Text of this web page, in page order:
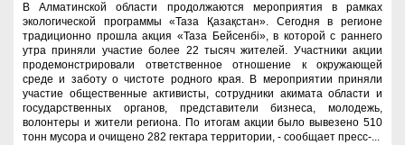
В Алматинской области продолжаются мероприятия в рамках
экологической программы «Таза Қазақстан». Сегодня в регионе
традиционно прошла акция «Таза Бейсенбі», в которой с раннего
утра приняли участие более 22 тысяч жителей. Участники акции
продемонстрировали ответственное отношение к окружающей
среде и заботу о чистоте родного края. В мероприятии приняли
участие общественные активисты, сотрудники акимата области и
государственных органов, представители бизнеса, молодежь,
волонтеры и жители региона. По итогам акции было вывезено 510
тонн мусора и очищено 282 гектара территории, - сообщает пресс-...